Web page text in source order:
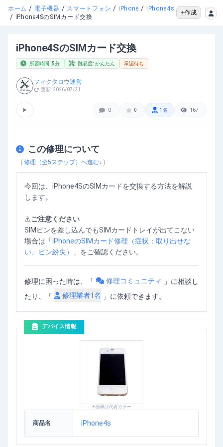
ホーム / 電子機器 / スマートフォン / iPhone / iPhone4s
/ iPhone4SのSIMカード交換
作成
iPhone4SのSIMカード交換
所要時間: 5分 難易度: かんたん 承認待ち
フィクタロウ運営
更新: 2026/07/21
▶ 0 0 1 名 167
この修理について
（修理（全5 ステップ）へ進む↓ ）
今回は、iPhone4SのSIMカードを交換する方法を解説
します。
⚠️ご注意ください
SIMピンを差し込んでもSIMカードトレイが出てこない
場合は「iPhoneのSIMカード修理（症状：取り出せな
い、ピン紛失）
」をご確認ください。
修理に困った時は、「 修理コミュニティ 」 に相談し
たり、「
修理業者1名 」に依頼できます。
デバイス情報
※画像は代表カラー
商品名 iPhone4s